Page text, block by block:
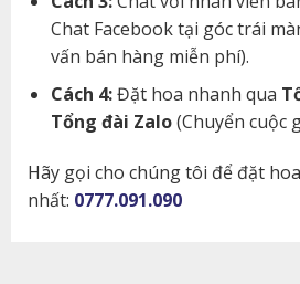
Chat Facebook tại góc trái
vấn bán hàng miễn phí).
Cách 4:Đặt hoa nhanh qua
Tổng đài Zalo(Chuyển cuộc
Hãy gọi cho chúng tôi để đặt
nhất: 0777.091.090